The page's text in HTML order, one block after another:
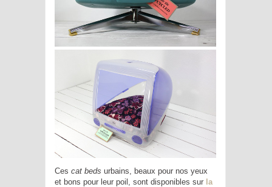
Ces cat beds urbains, beaux pour nos yeux
et bons pour leur poil, sont disponibles sur la